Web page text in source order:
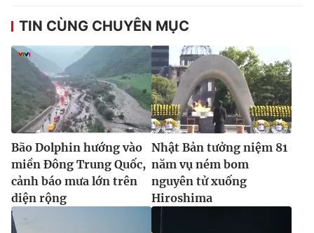
TIN CÙNG CHUYÊN MỤC
Bão Dolphin hướng vào
miền Đông Trung Quốc,
cảnh báo mưa lớn trên
diện rộng
Nhật Bản tưởng niệm 81
năm vụ ném bom
nguyên tử xuống
Hiroshima